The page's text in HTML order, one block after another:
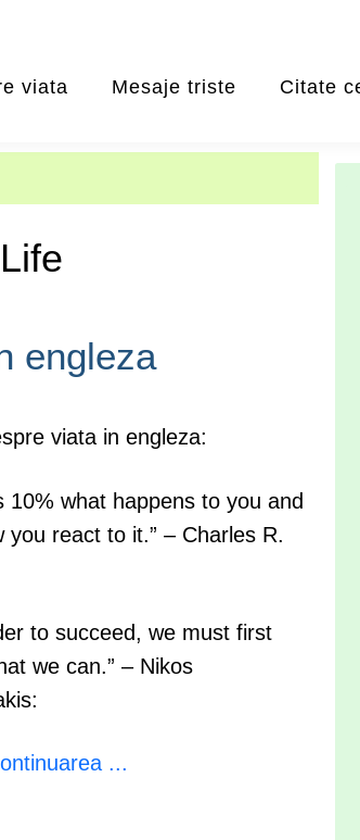
viata Mesaje triste Citate
engleza
viata in engleza:
10% what happens to you and
you react to it.” – Charles R.
to succeed, we must first
we can.” – Nikos
...